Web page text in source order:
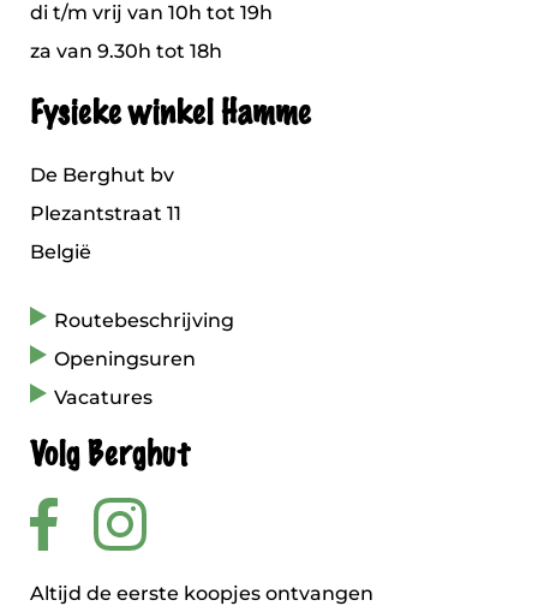
di t/m vrij van 10h tot 19h
za van 9.30h tot 18h
Fysieke winkel Hamme
De Berghut bv
Plezantstraat 11
België
Routebeschrijving
Openingsuren
Vacatures
Volg Berghut
Altijd de eerste koopjes ontvangen